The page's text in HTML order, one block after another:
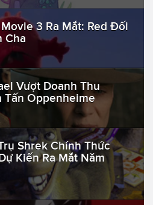
3 Ra Mắt: Red Đối
Cha
Vượt Doanh Thu
Tấn Oppenheime
Shrek Chính Thức
Kiến Ra Mắt Năm